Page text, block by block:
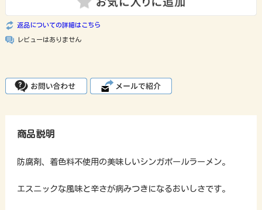
返品についての詳細はこちら
レビューはありません
商品説明
防腐剤、着色料不使用の美味しいシンガポールラーメン。
エスニックな風味と辛さが病みつきになるおいしさです。